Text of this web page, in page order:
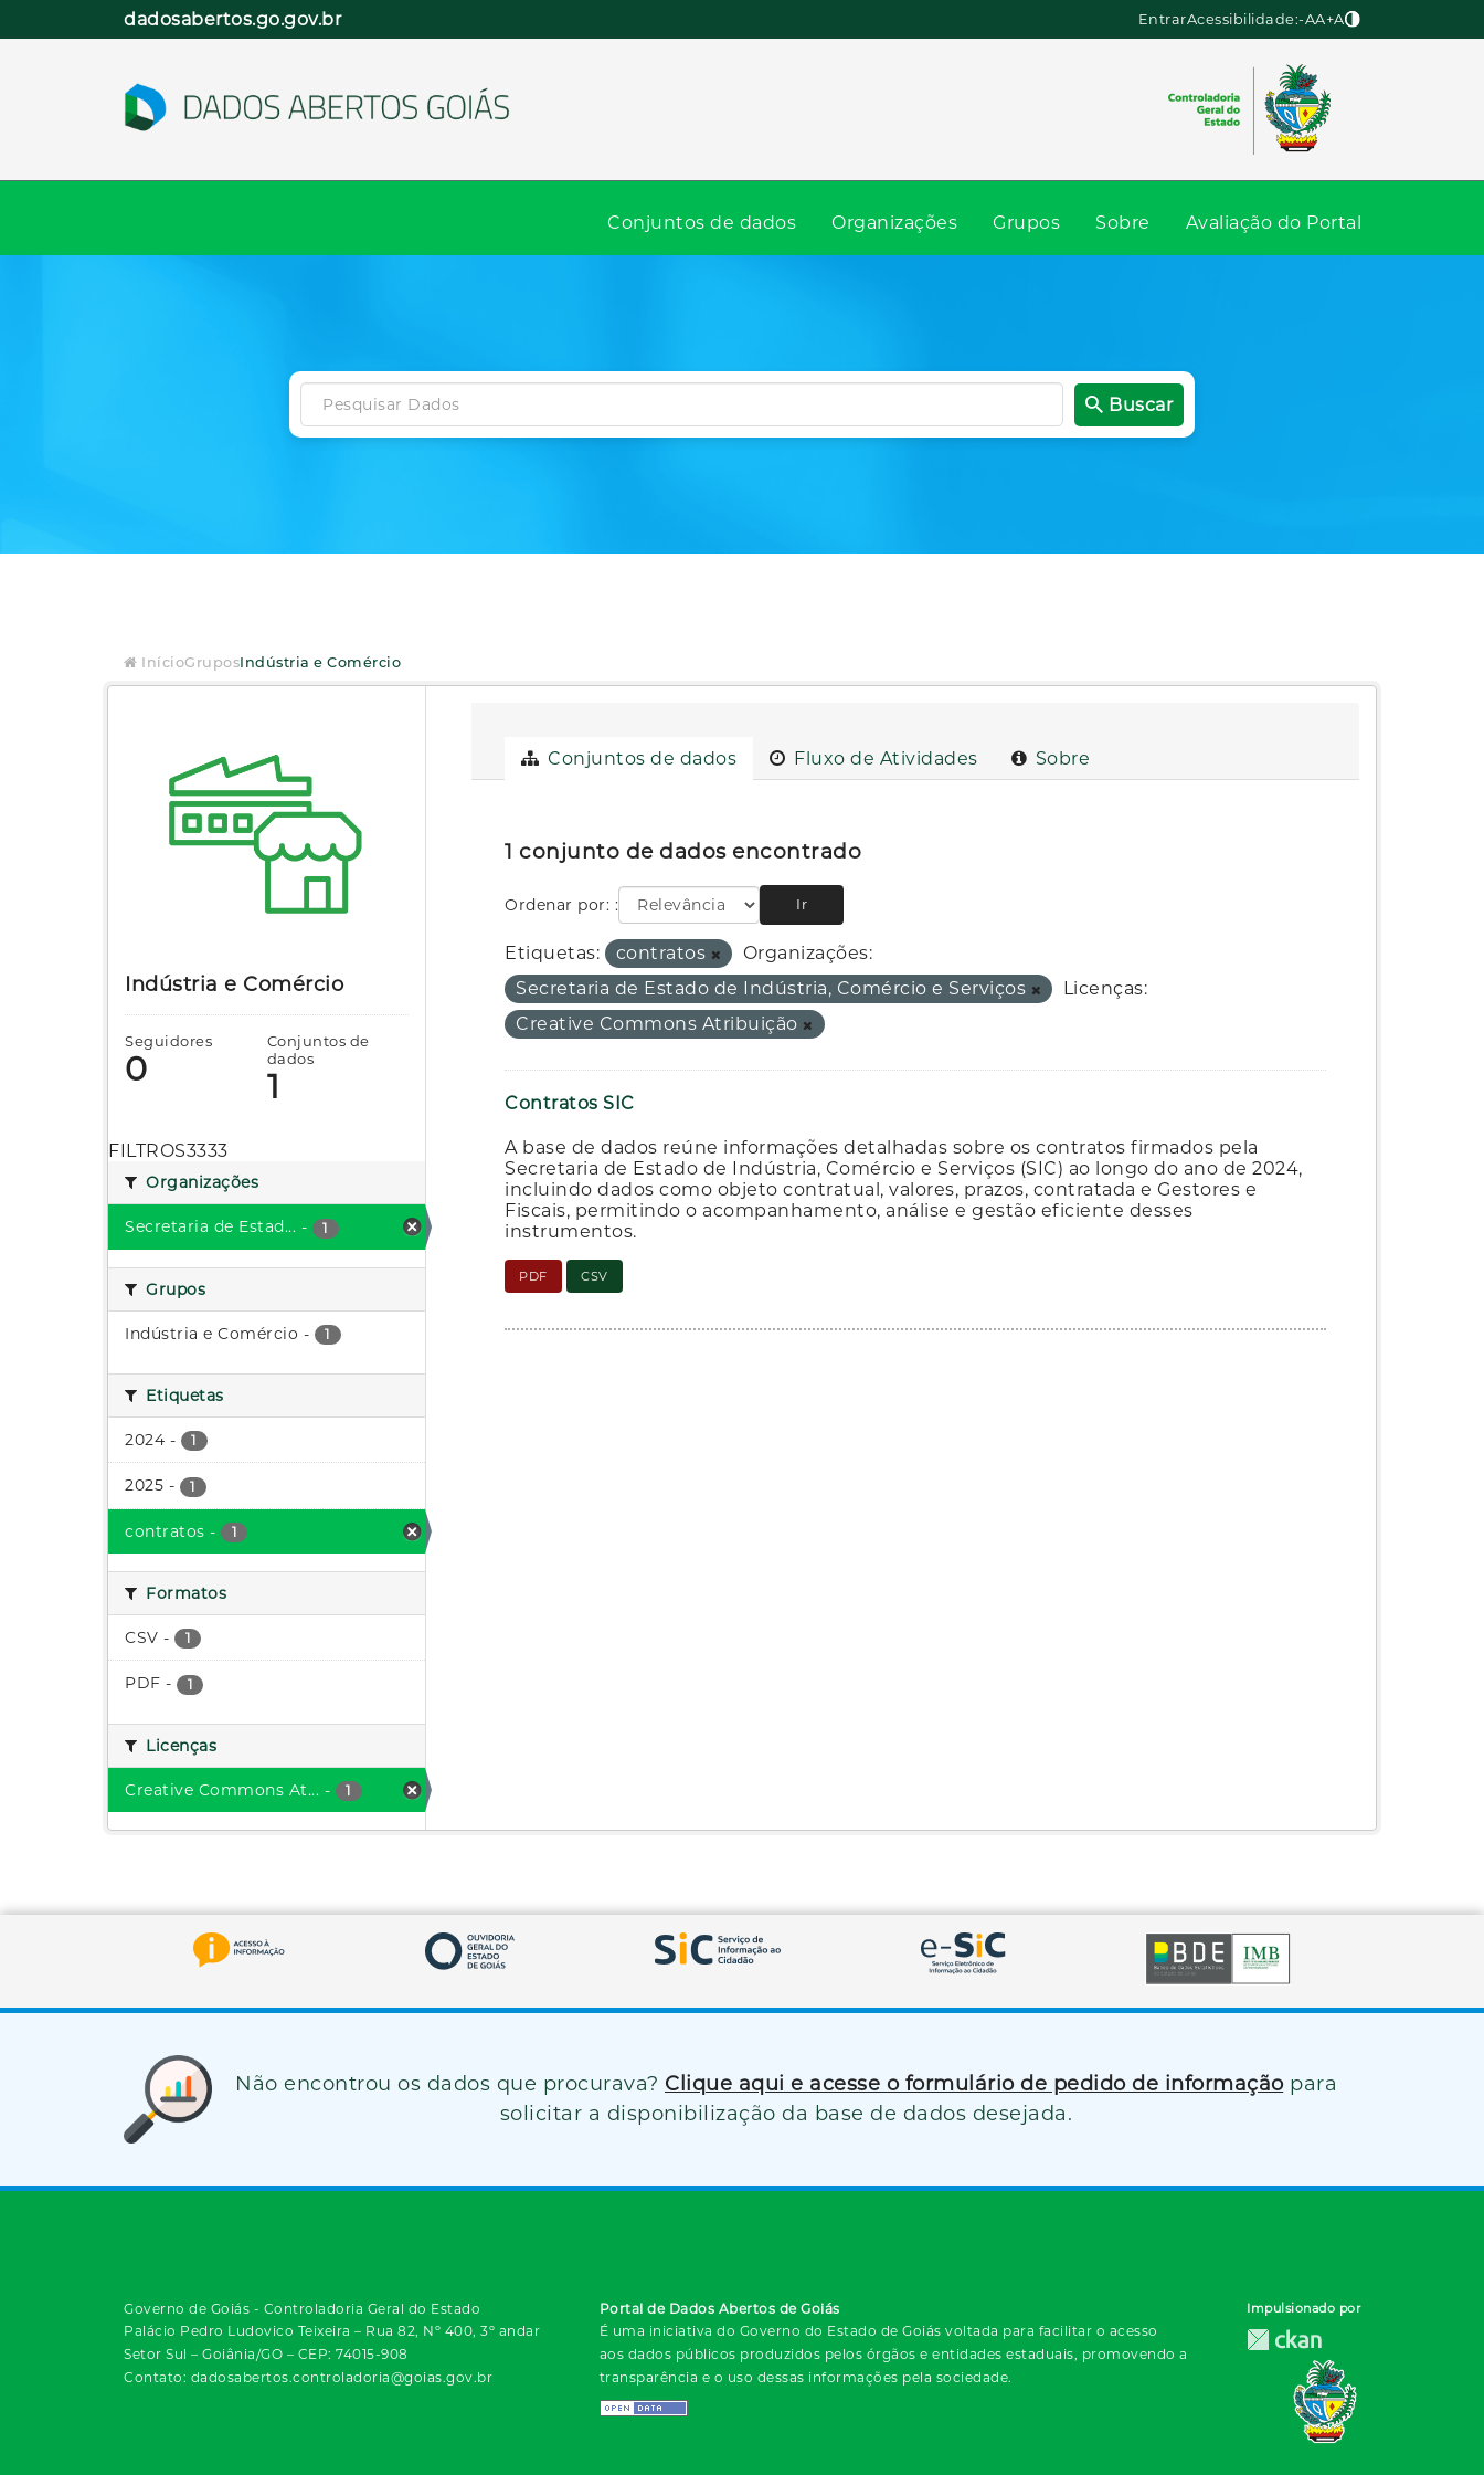
dadosabertos.go.gov.br EntrarAcessibilidade:-AA+A
Conjuntos de dados Organizações Grupos Sobre Avaliação do Portal
Buscar
InícioGruposIndústria e Comércio
Indústria e Comércio
Seguidores
0
Conjuntos de
dados
1
FILTROS3333
Organizações
Secretaria de Estad... - 1
Grupos
Indústria e Comércio - 1
Etiquetas
2024 - 1
2025 - 1
contratos - 1
Formatos
CSV - 1
PDF - 1
Licenças
Creative Commons At... - 1
Conjuntos de dados Fluxo de Atividades Sobre
1 conjunto de dados encontrado
Ordenar por: Ir
Etiquetas: contratos
Organizações:
Secretaria de Estado de Indústria, Comércio e Serviços
Licenças:
Creative Commons Atribuição
Contratos SIC
A base de dados reúne informações detalhadas sobre os contratos firmados pela
Secretaria de Estado de Indústria, Comércio e Serviços (SIC) ao longo do ano de 2024,
incluindo dados como objeto contratual, valores, prazos, contratada e Gestores e
Fiscais, permitindo o acompanhamento, análise e gestão eficiente desses
instrumentos.
PDF CSV
Não encontrou os dados que procurava? Clique aqui e acesse o formulário de pedido de informação para
solicitar a disponibilização da base de dados desejada.
Governo de Goiás - Controladoria Geral do Estado
Palácio Pedro Ludovico Teixeira – Rua 82, Nº 400, 3º andar
Setor Sul – Goiânia/GO – CEP: 74015-908
Contato: dadosabertos.controladoria@goias.gov.br
Portal de Dados Abertos de Goiás
É uma iniciativa do Governo do Estado de Goiás voltada para facilitar o acesso
aos dados públicos produzidos pelos órgãos e entidades estaduais, promovendo a
transparência e o uso dessas informações pela sociedade.
Impulsionado por